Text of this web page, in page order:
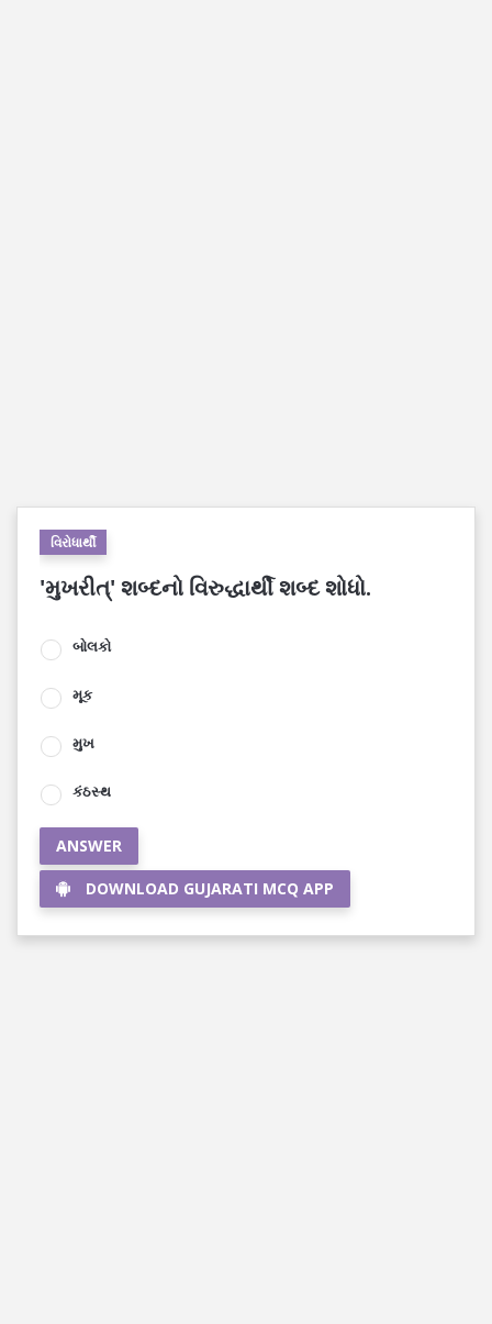
વિરોધાર્થી
'મુખરીત્' શબ્દનો વિરુદ્ધાર્થી શબ્દ શોધો.
બોલકો
મૂક
મુખ
કંઠસ્થ
ANSWER
DOWNLOAD GUJARATI MCQ APP